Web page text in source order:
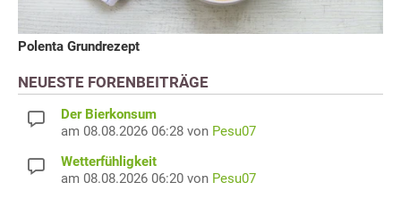
Polenta Grundrezept
NEUESTE FORENBEITRÄGE
Der Bierkonsum
am 08.08.2026 06:28 von Pesu07
Wetterfühligkeit
am 08.08.2026 06:20 von Pesu07